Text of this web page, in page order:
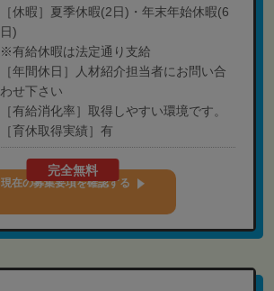
［休暇］夏季休暇(2日)・年末年始休暇(6
日)
※有給休暇は法定通り支給
［年間休日］人材紹介担当者にお問い合
わせ下さい
［有給消化率］取得しやすい環境です。
［育休取得実績］有
完全無料
現在の募集要項を確認する